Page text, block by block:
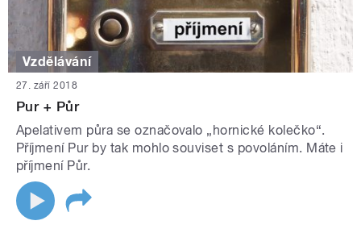
Vzdělávání
27. září 2018
Pur + Půr
Apelativem půra se označovalo „hornické kolečko“.
Příjmení Pur by tak mohlo souviset s povoláním. Máte i
příjmení Půr.